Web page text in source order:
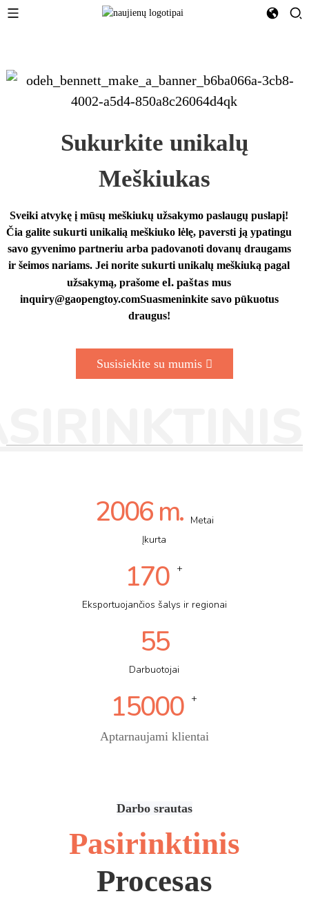
Sukurkite unikalų
Meškiukas
Sveiki atvykę į mūsų meškiukų užsakymo paslaugų puslapį!
Čia galite sukurti unikalią meškiuko lėlę, paversti ją ypatingu
savo gyvenimo partneriu arba padovanoti dovanų draugams
ir šeimos nariams. Jei norite sukurti unikalų meškiuką pagal
užsakymą, prašomeel. paštasmus
inquiry@gaopengtoy.comSuasmeninkite savo pūkuotus
draugus!
Susisiekite su mumis
2006 m.
Metai
Įkurta
170 +
Eksportuojančios šalys ir regionai
55
Darbuotojai
15000 +
Aptarnaujami klientai
Darbo srautas
Pasirinktinis
Procesas